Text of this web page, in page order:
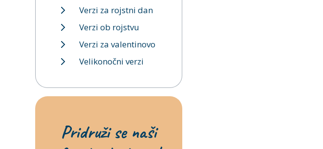
Verzi za rojstni dan
Verzi ob rojstvu
Verzi za valentinovo
Velikonočni verzi
Pridruži se naši